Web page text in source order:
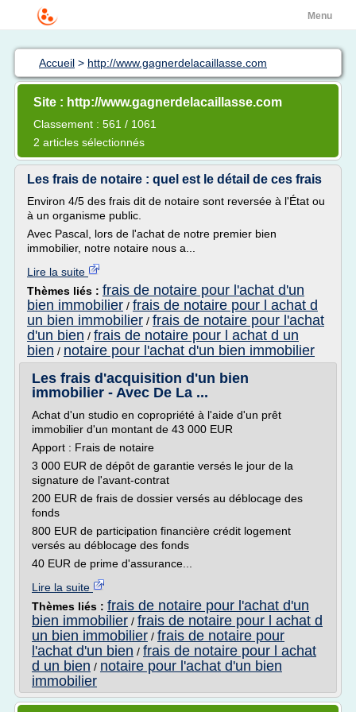
Menu
Accueil > http://www.gagnerdelacaillasse.com
Site : http://www.gagnerdelacaillasse.com
Classement : 561 / 1061
2 articles sélectionnés
Les frais de notaire : quel est le détail de ces frais
Environ 4/5 des frais dit de notaire sont reversée à l'État ou
à un organisme public.
Avec Pascal, lors de l'achat de notre premier bien
immobilier, notre notaire nous a...
Lire la suite
Thèmes liés : frais de notaire pour l'achat d'un
bien immobilier / frais de notaire pour l achat d
un bien immobilier / frais de notaire pour l'achat
d'un bien / frais de notaire pour l achat d un
bien / notaire pour l'achat d'un bien immobilier
Les frais d'acquisition d'un bien
immobilier - Avec De La ...
Achat d'un studio en copropriété à l'aide d'un prêt
immobilier d'un montant de 43 000 EUR
Apport : Frais de notaire
3 000 EUR de dépôt de garantie versés le jour de la
signature de l'avant-contrat
200 EUR de frais de dossier versés au déblocage des
fonds
800 EUR de participation financière crédit logement
versés au déblocage des fonds
40 EUR de prime d'assurance...
Lire la suite
Thèmes liés : frais de notaire pour l'achat d'un
bien immobilier / frais de notaire pour l achat d
un bien immobilier / frais de notaire pour
l'achat d'un bien / frais de notaire pour l achat
d un bien / notaire pour l'achat d'un bien
immobilier